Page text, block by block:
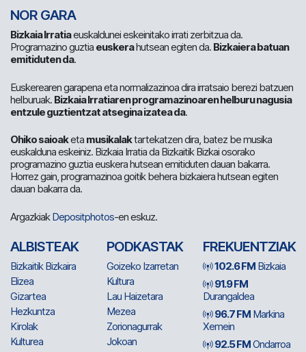
NOR GARA
Bizkaia Irratiaeuskaldunei eskeinitako irrati zerbitzua da.
Programazino guztia euskerahutsean egiten da. Bizkaiera batuan
emitiduten da.
Euskerearen garapena eta normalizazinoa dira irratsaio berezi batzuen
helburuak. Bizkaia Irratiaren programazinoaren helburu nagusia
entzule guztientzat atsegina izatea da.
Ohiko saioaketa musikalaktartekatzen dira, batez be musika
euskalduna eskeiniz. Bizkaia Irratia da Bizkaitik Bizkai osorako
programazino guztia euskera hutsean emitiduten dauan bakarra.
Horrez gain, programazinoa goitik behera bizkaiera hutsean egiten
dauan bakarra da.
ArgazkiakDepositphotos-en eskuz.
ALBISTEAK
Bizkaitik Bizkaira
Elizea
Gizartea
Hezkuntza
Kirolak
Kulturea
PODKASTAK
Goizeko Izarretan
Kultura
Lau Haizetara
Mezea
Zorionagurrak
Jokoan
FREKUENTZIAK
102.6 FM Bizkaia
91.9 FM
Durangaldea
96.7 FM Markina
Xemein
92.5 FMOndarroa